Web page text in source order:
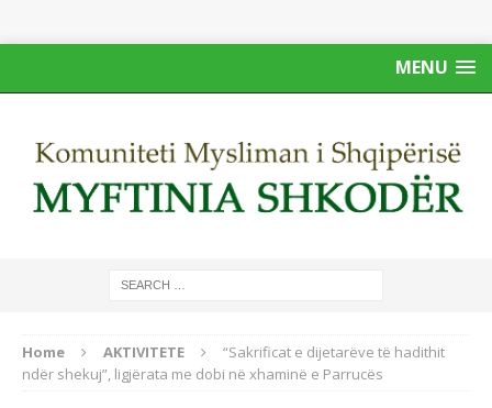
MENU
Home AKTIVITETE
“Sakrificat e dijetarëve të hadithit
ndër shekuj”, ligjërata me dobi në xhaminë e Parrucës